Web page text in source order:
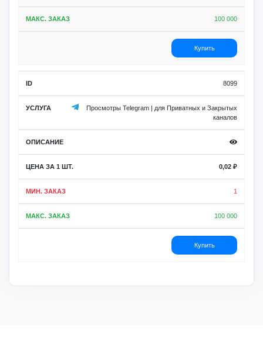
100 000
Купить
8099
Просмотры Telegram | для Приватных и Закрытых
каналов
0,02 ₽
1
100 000
Купить